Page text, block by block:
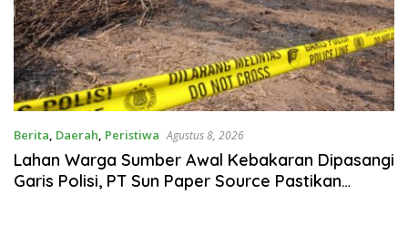
Berita, Daerah, Peristiwa Agustus 8, 2026
Lahan Warga Sumber Awal Kebakaran Dipasangi
Garis Polisi, PT Sun Paper Source Pastikan